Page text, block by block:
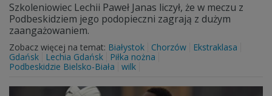
Szkoleniowiec Lechii Paweł Janas liczył, że w meczu z
Podbeskidziem jego podopieczni zagrają z dużym
zaangażowaniem.
Zobacz więcej na temat: Białystok Chorzów
Ekstraklasa
Gdańsk
Lechia Gdańsk
Piłka nożna
Podbeskidzie Bielsko-Biała
wilk